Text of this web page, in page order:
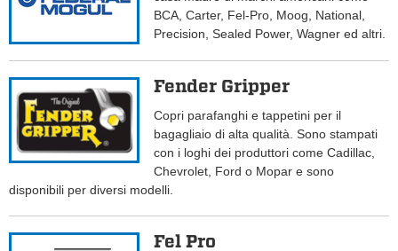
BCA, Carter, Fel-Pro, Moog, National,
Precision, Sealed Power, Wagner ed altri.
Fender Gripper
Copri parafanghi e tappetini per il
bagagliaio di alta qualità. Sono stampati
con i loghi dei produttori come Cadillac,
Chevrolet, Ford o Mopar e sono
disponibili per diversi modelli.
Fel Pro